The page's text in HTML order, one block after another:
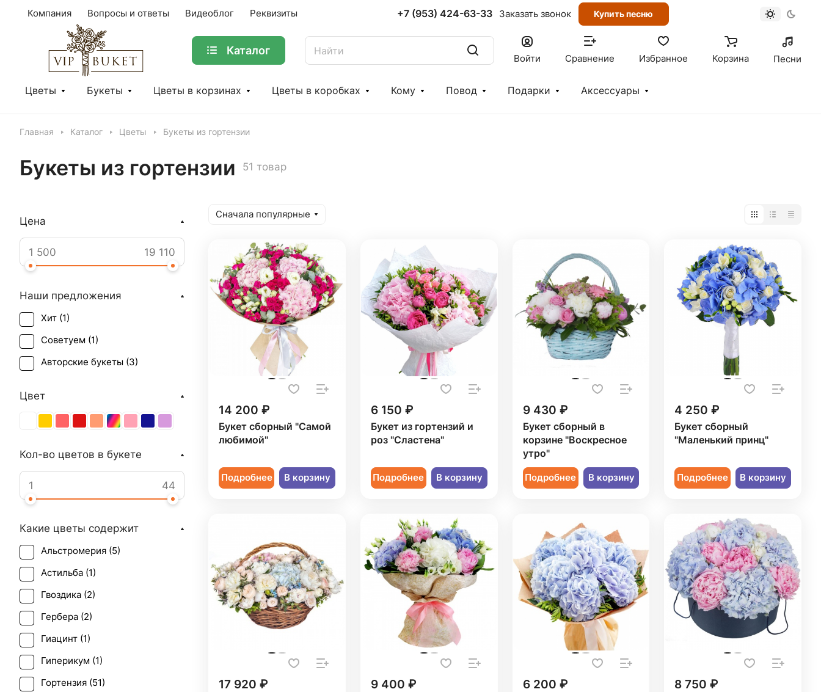
Компания Вопросы и ответы Видеоблог Реквизиты +7 (953) 424-63-33 Заказать звонок Купить песню
Каталог
Войти Сравнение Избранное Корзина Песни
Цветы Букеты Цветы в корзинах Цветы в коробках Кому Повод Подарки Аксессуары
Главная Каталог Цветы Букеты из гортензии
Букеты из гортензии 51 товар
Сначала популярные
14 200 ₽
Букет сборный "Самой
любимой"
Подробнее В корзину
6 150 ₽
Букет из гортензий и
роз "Сластена"
Подробнее В корзину
9 430 ₽
Букет сборный в
корзине "Воскресное
утро"
Подробнее В корзину
4 250 ₽
Букет сборный
"Маленький принц"
Подробнее В корзину
17 920 ₽ 9 400 ₽ 6 200 ₽ 8 750 ₽
Цена
Наши предложения
Хит (1)
Советуем (1)
Авторские букеты (3)
Цвет
Кол-во цветов в букете
Какие цветы содержит
Альстромерия (5)
Астильба (1)
Гвоздика (2)
Гербера (2)
Гиацинт (1)
Гиперикум (1)
Гортензия (51)